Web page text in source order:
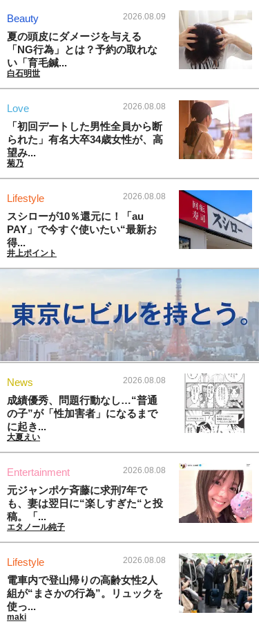
Beauty 2026.08.09
夏の頭皮にダメージを与える
「NG行為」とは？予約の取れな
い「育毛鍼...
白石明世
Love 2026.08.08
「初回デートした男性全員から断
られた」有名大卒34歳女性が、高
望み...
菊乃
Lifestyle 2026.08.08
スシローが10％還元に！「au
PAY」で今すぐ使いたい“最新お
得...
井上ポイント
News 2026.08.08
成績優秀、問題行動なし…“普通
の子”が「性加害者」になるまで
に起き...
大夏えい
Entertainment 2026.08.08
元ジャンポケ斉藤に求刑7年で
も、妻は翌日に“楽しすぎた“と投
稿。「...
エタノール純子
Lifestyle 2026.08.08
電車内で登山帰りの高齢女性2人
組が“まさかの行為”。リュックを
使っ...
maki